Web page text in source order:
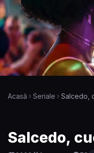
Acasă Seriale Salcedo,
Salcedo,